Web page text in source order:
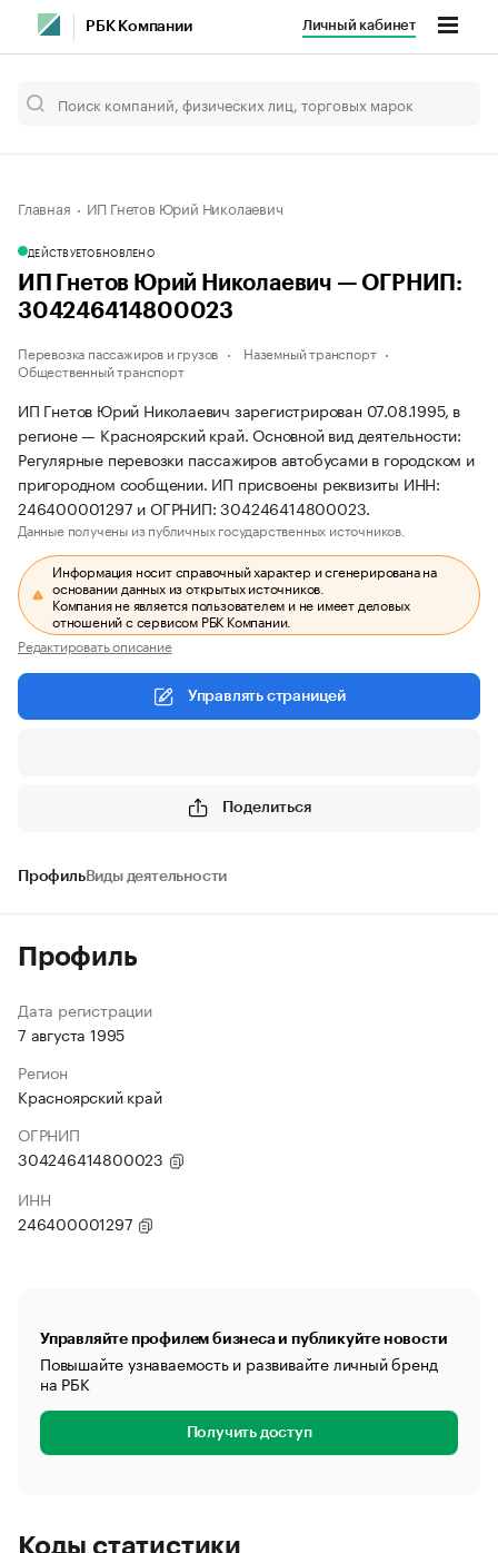
РБК Компании Личный кабинет
Главная ИП Гнетов Юрий Николаевич
ДЕЙСТВУЕТОБНОВЛЕНО
ИП Гнетов Юрий Николаевич — ОГРНИП:
304246414800023
Перевозка пассажиров и грузов
Наземный транспорт
Общественный транспорт
ИП Гнетов Юрий Николаевич зарегистрирован 07.08.1995, в
регионе — Красноярский край. Основной вид деятельности:
Регулярные перевозки пассажиров автобусами в городском и
пригородном сообщении. ИП присвоены реквизиты ИНН:
246400001297 и ОГРНИП: 304246414800023.
Данные получены из публичных государственных источников.
Информация носит справочный характер и сгенерирована на
основании данных из открытых источников.
Компания не является пользователем и не имеет деловых
отношений с сервисом РБК Компании.
Редактировать описание
Управлять страницей
Поделиться
ПрофильВиды деятельности
Профиль
Дата регистрации
7 августа 1995
Регион
Красноярский край
ОГРНИП
304246414800023
ИНН
246400001297
Управляйте профилем бизнеса и публикуйте новости
Повышайте узнаваемость и развивайте личный бренд
на РБК
Получить доступ
Коды статистики